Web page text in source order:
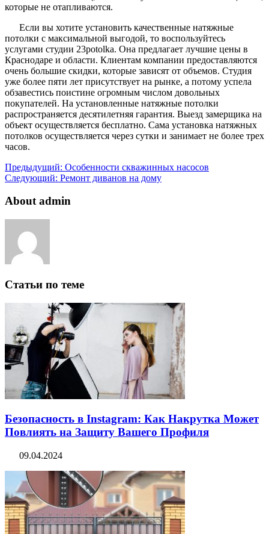
которые не отапливаются.
Если вы хотите установить качественные натяжные
потолки с максимальной выгодой, то воспользуйтесь
услугами студии 23potolka. Она предлагает лучшие цены в
Краснодаре и области. Клиентам компании предоставляются
очень большие скидки, которые зависят от объемов. Студия
уже более пяти лет присутствует на рынке, а потому успела
обзавестись поистине огромным числом довольных
покупателей. На установленные натяжные потолки
распространяется десятилетняя гарантия. Выезд замерщика на
объект осуществляется бесплатно. Сама установка натяжных
потолков осуществляется через сутки и занимает не более трех
часов.
Предыдущий: Особенности скважинных насосов
Следующий: Ремонт диванов на дому
About admin
Статьи по теме
Безопасность в Instagram: Как Накрутка Может
Повлиять на Защиту Вашего Профиля
09.04.2024